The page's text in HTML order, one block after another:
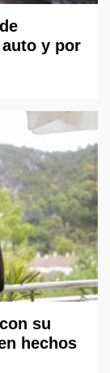
y por
su
hechos